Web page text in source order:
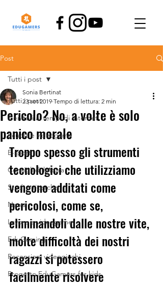
Post
Tutti i post
Genitori ai tempi di Internet
Scuola e videogame
E-sport
Consigli di lettura
Studi e ricerche
News
Lavoro e videogame
EduGaming
Recensioni videogiochi
Progetto EduGamers for kids
Tutti i post
Pericolo? No, a volte è solo
panico morale
Sonia Bertinat
23 set 2019 Tempo di lettura: 2 min
Troppo spesso gli strumenti
tecnologici che utilizziamo
vengono additati come
pericolosi, come se,
eliminandoli dalle nostre vite,
molte difficoltà dei nostri
ragazzi si potessero
facilmente risolvere